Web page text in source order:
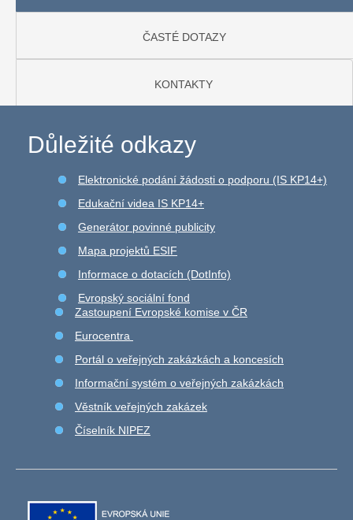
ČASTÉ DOTAZY
KONTAKTY
Důležité odkazy
Elektronické podání žádosti o podporu (IS KP14+)
Edukační videa IS KP14+
Generátor povinné publicity
Mapa projektů ESIF
Informace o dotacích (DotInfo)
Evropský sociální fond
Zastoupení Evropské komise v ČR
Eurocentra
Portál o veřejných zakázkách a koncesích
Informační systém o veřejných zakázkách
Věstník veřejných zakázek
Číselník NIPEZ